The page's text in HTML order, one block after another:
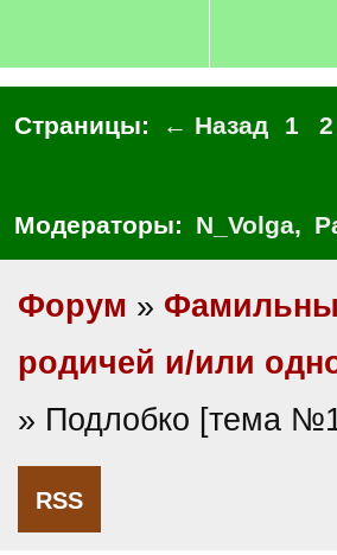
Страницы: ← Назад 1 2
Модераторы: N_Volga,
Форум »
родичей и/или
» Подлобко [тема
RSS